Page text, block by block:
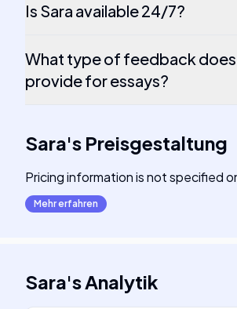
Is Sara available 24/7?
What type of feedback does
provide for essays?
Sara's Preisgestaltung
Pricing information is not specified
Mehr erfahren
Sara'sAnalytik